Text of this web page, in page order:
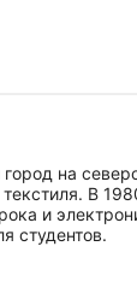
на
В
и
студентов.